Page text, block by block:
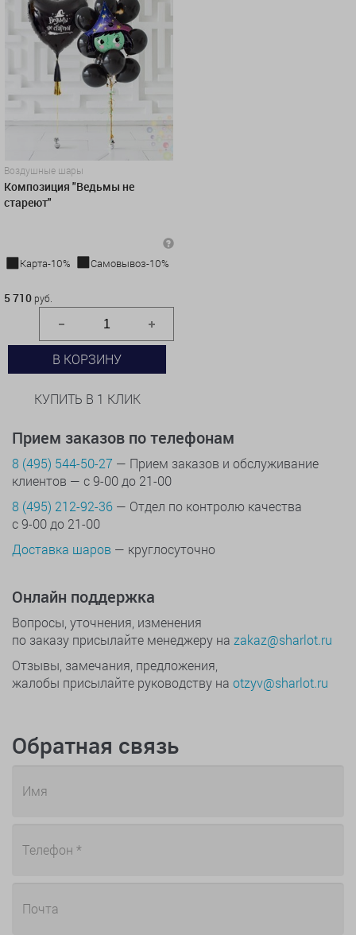
Воздушные шары
Композиция "Ведьмы не
стареют"
Карта-10%
Самовывоз-10%
5 710 руб.
В КОРЗИНУ
КУПИТЬ В 1 КЛИК
Прием заказов по телефонам
8 (495) 544-50-27 — Прием заказов и обслуживание
клиентов — с 9-00 до 21-00
8 (495) 212-92-36 — Отдел по контролю качества
с 9-00 до 21-00
Доставка шаров — круглосуточно
Онлайн поддержка
Вопросы, уточнения, изменения
по заказу присылайте менеджеру на zakaz@sharlot.ru
Отзывы, замечания, предложения,
жалобы присылайте руководству на otzyv@sharlot.ru
Обратная связь